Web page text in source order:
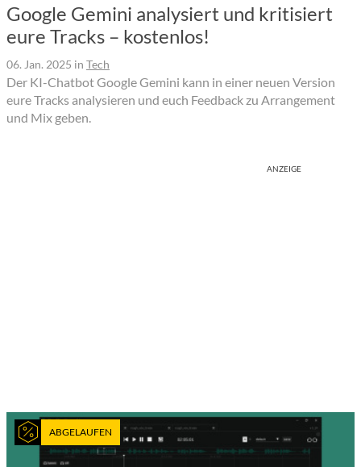
Google Gemini analysiert und kritisiert
eure Tracks – kostenlos!
06. Jan. 2025 in Tech
Der KI-Chatbot Google Gemini kann in einer neuen Version
eure Tracks analysieren und euch Feedback zu Arrangement
und Mix geben.
ANZEIGE
ABGELAUFEN